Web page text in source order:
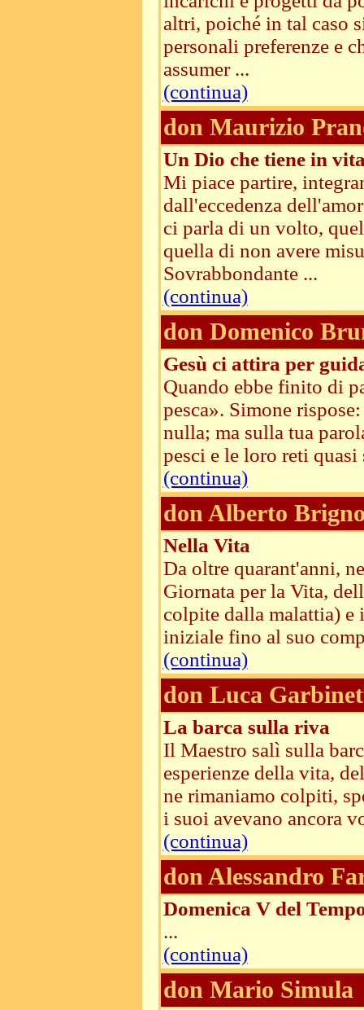
altri, poiché in tal caso
personali preferenze e
assumer ...
(continua)
don Maurizio
Un Dio che tiene in
Mi piace partire,
dall'eccedenza
ci parla di un volto,
quella di non avere
Sovrabbondante ...
(continua)
don Domenico
Gesù ci attira per
Quando ebbe finito di
pesca». Simone
nulla; ma sulla tua
pesci e le loro reti
(continua)
don Alberto
Nella Vita
Da oltre quarant'anni,
Giornata per la Vita,
colpite dalla malattia) e
iniziale fino al suo
(continua)
don Luca
La barca sulla riva
Il Maestro salì sulla
esperienze della vita,
ne rimaniamo colpiti,
i suoi avevano ancora
(continua)
don Alessandro
Domenica V del
...
(continua)
don Mario Simula